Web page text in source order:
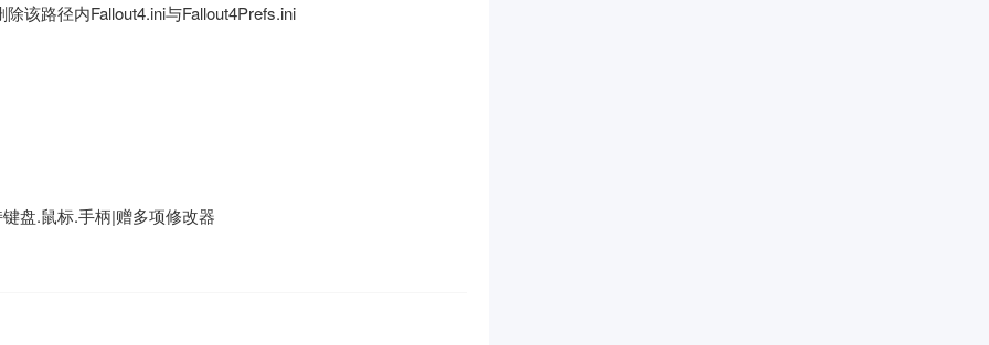
该路径内Fallout4.ini与Fallout4Prefs.ini
盘.鼠标.手柄|赠多项修改器